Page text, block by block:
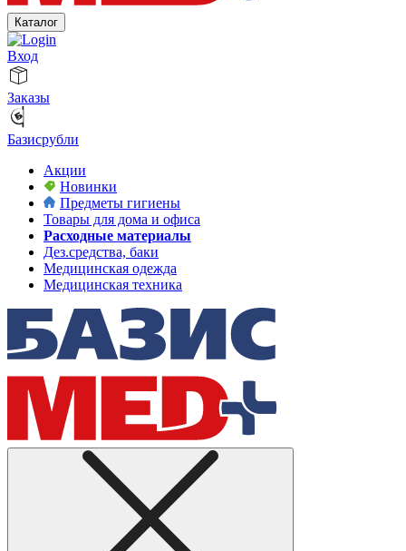
Каталог
Вход
Заказы
Базисрубли
Акции
Новинки
Предметы гигиены
Товары для дома и офиса
Расходные материалы
Дез.средства, баки
Медицинская одежда
Медицинская техника